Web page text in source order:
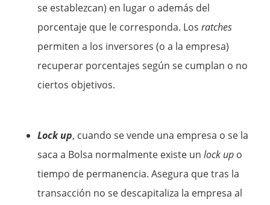
se establezcan) en lugar o además del
porcentaje que le corresponda. Losratches
permiten a los inversores (o a la empresa)
recuperar porcentajes según se cumplan o no
ciertos objetivos.
Lock up, cuando se vende una empresa o se la
saca a Bolsa normalmente existe un lock up o
tiempo de permanencia. Asegura que tras la
transacción no se descapitaliza la empresa al